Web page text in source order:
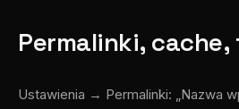
Permalinki,
Ustawienia → Permalinki: „Nazwa